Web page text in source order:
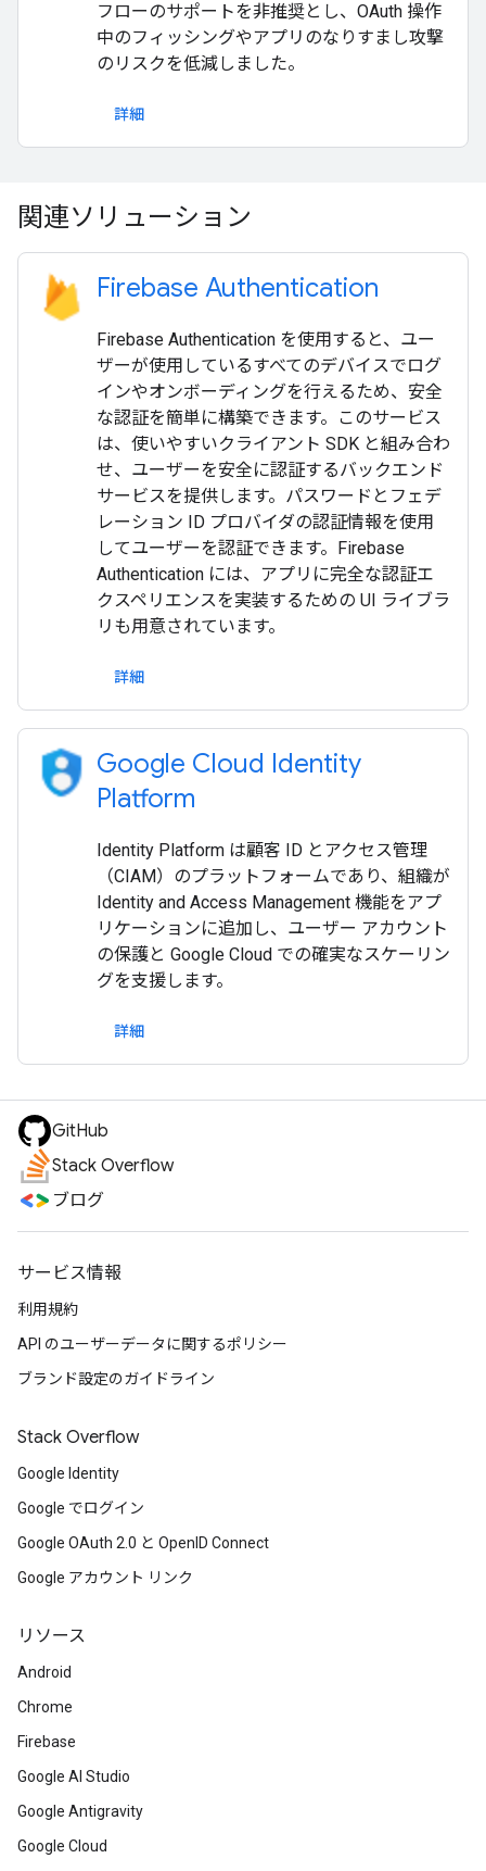
フローのサポートを非推奨とし、OAuth 操作
中のフィッシングやアプリのなりすまし攻撃
のリスクを低減しました。
詳細
関連ソリューション
Firebase Authentication
Firebase Authentication を使用すると、ユー
ザーが使用しているすべてのデバイスでログ
インやオンボーディングを行えるため、安全
な認証を簡単に構築できます。このサービス
は、使いやすいクライアント SDK と組み合わ
せ、ユーザーを安全に認証するバックエンド
サービスを提供します。パスワードとフェデ
レーション ID プロバイダの認証情報を使用
してユーザーを認証できます。Firebase
Authentication には、アプリに完全な認証エ
クスペリエンスを実装するための UI ライブラ
リも用意されています。
詳細
Google Cloud Identity
Platform
Identity Platform は顧客 ID とアクセス管理
（CIAM）のプラットフォームであり、組織が
Identity and Access Management 機能をアプ
リケーションに追加し、ユーザー アカウント
の保護と Google Cloud での確実なスケーリン
グを支援します。
詳細
GitHub
Stack Overflow
ブログ
サービス情報
利用規約
API のユーザーデータに関するポリシー
ブランド設定のガイドライン
Stack Overflow
Google Identity
Google でログイン
Google OAuth 2.0 と OpenID Connect
Google アカウント リンク
リソース
Android
Chrome
Firebase
Google AI Studio
Google Antigravity
Google Cloud